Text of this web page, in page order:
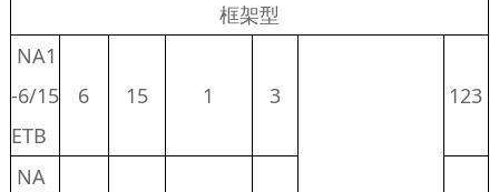
框架型
NA1
-6/15
ETB
6 15 1 3 123
NA